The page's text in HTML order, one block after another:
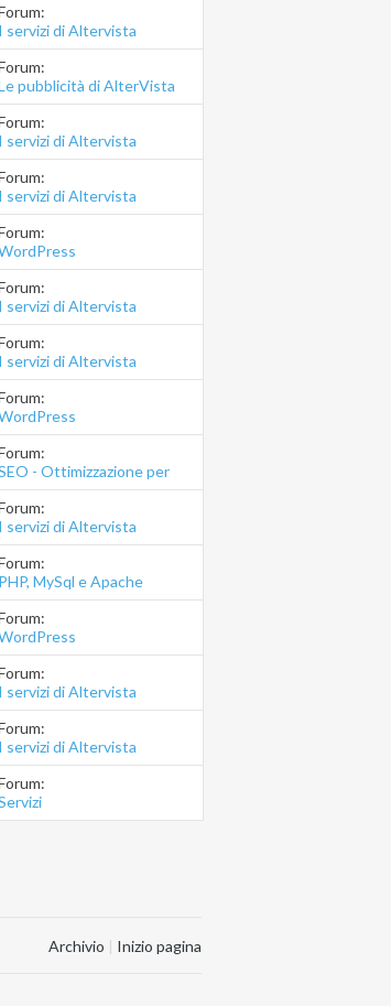
17.34.22
I servizi di Altervista
19.03.20
pubblicità di AlterVista
20.07.15
I servizi di Altervista
19.56.34
I servizi di Altervista
12.28.56
22.44.00
I servizi di Altervista
19.10.08
I servizi di Altervista
22.47.08
18.55.16
- Ottimizzazione per
di ricerca
15.33.03
I servizi di Altervista
22.45.06
PHP, MySql e Apache
12.39.49
08.10.39
I servizi di Altervista
23.36.33
I servizi di Altervista
08.04.05
Archivio | Inizio pagina